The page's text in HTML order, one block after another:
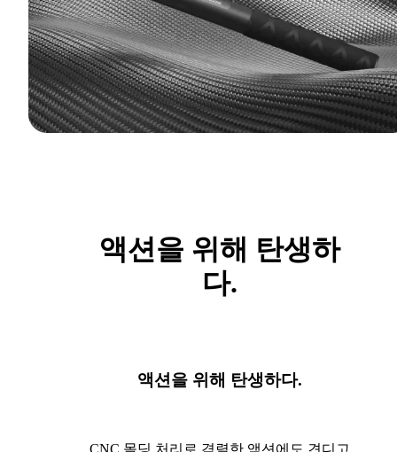
액션을 위해 탄생하
다.
액션을 위해 탄생하다.
CNC 몰딩 처리로 격렬한 액션에도 견디고